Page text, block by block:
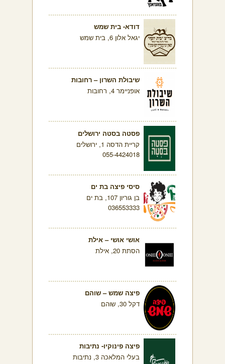
דודא- בית שמש
יגאל אלון 6, בית שמש
שיבולת השרון – רחובות
אופניימר 4, רחובות
פסטה בסטה ירושלים
קריית הדסה 1, ירושלים
055-4424018
סיסי פיצה בת ים
בן גוריון 107, בת ים
036553333
אושי אושי – אילת
הסתת 20, אילת
פיצה שמש – שוהם
דקל 30, שוהם
פיצה פינוקיו- נתיבות
בעלי המלאכה 3, נתיבות